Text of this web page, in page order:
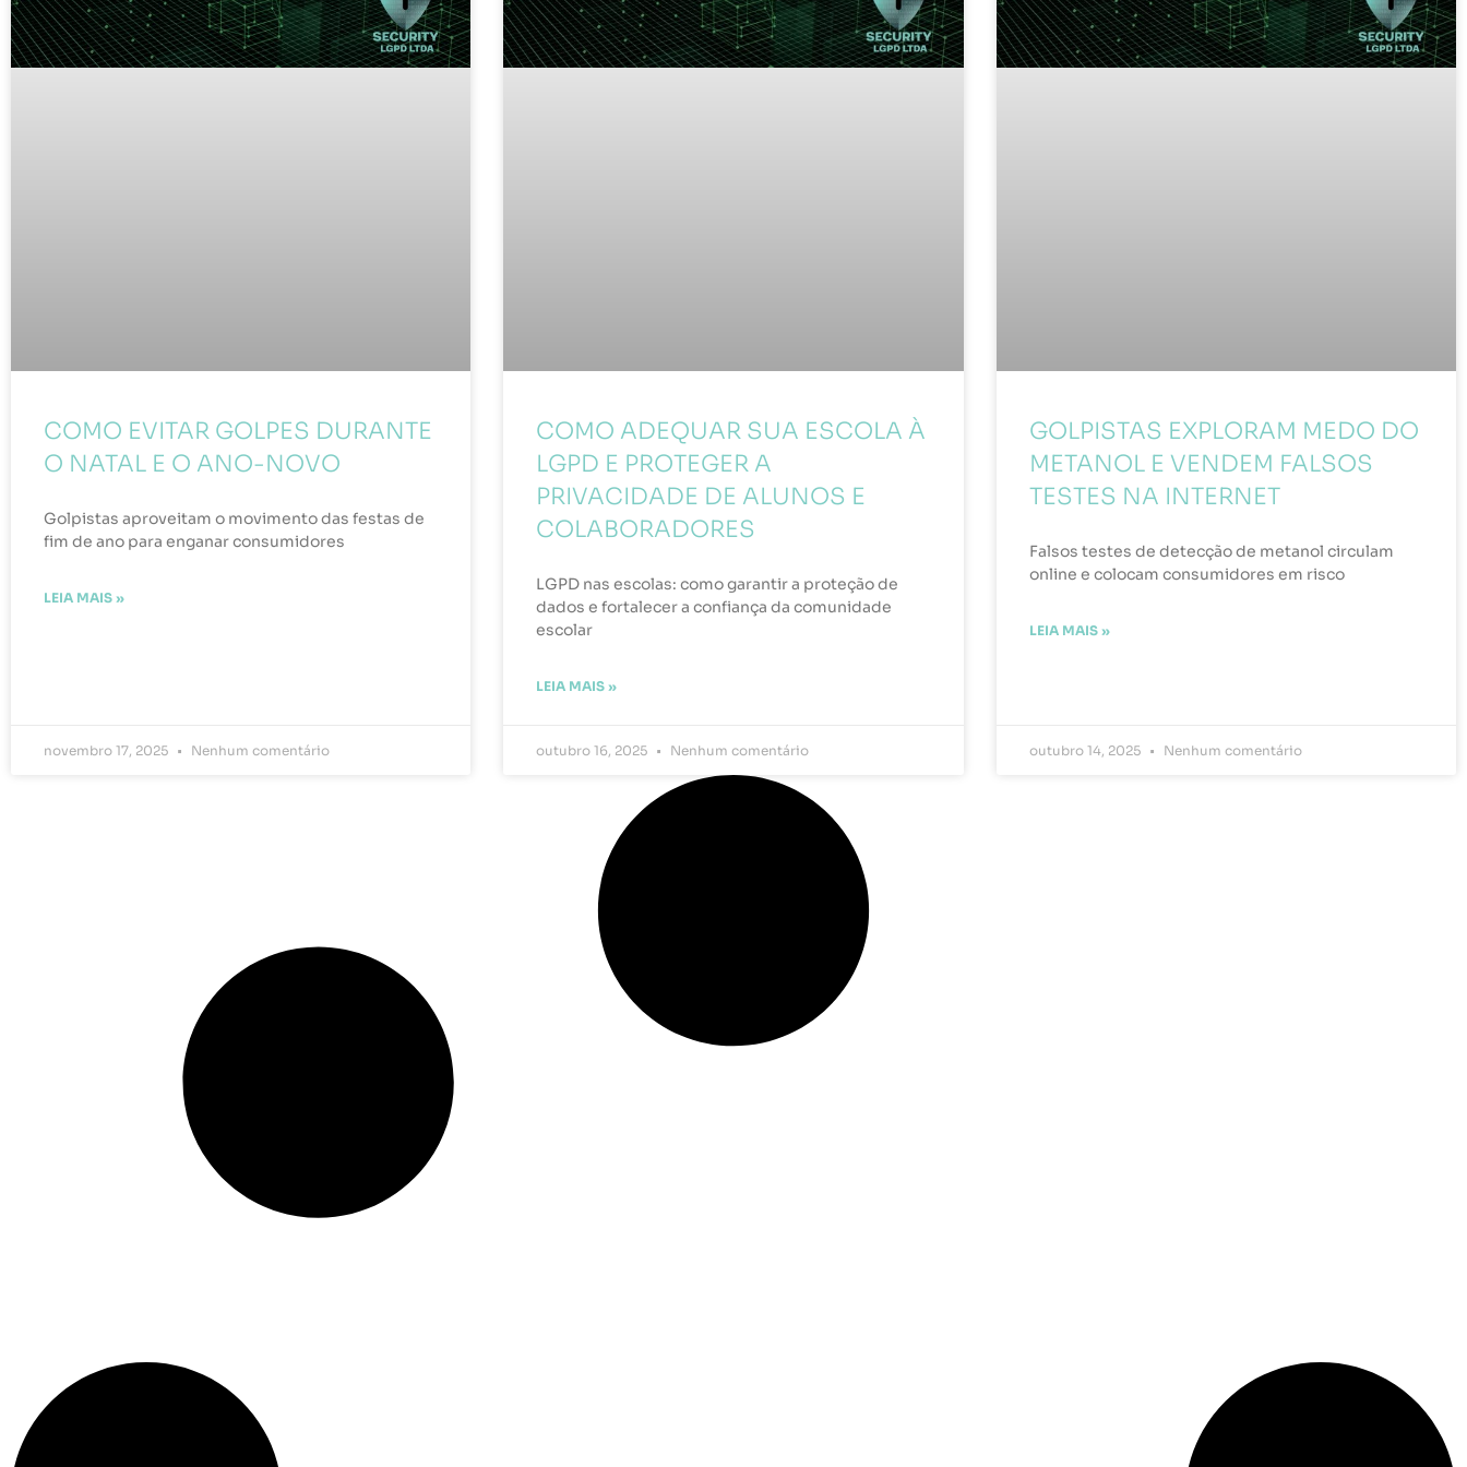
COMO EVITAR GOLPES DURANTE
O NATAL E O ANO-NOVO
Golpistas aproveitam o movimento das festas de
fim de ano para enganar consumidores
LEIA MAIS »
novembro 17, 2025 Nenhum comentário
COMO ADEQUAR SUA ESCOLA À
LGPD E PROTEGER A
PRIVACIDADE DE ALUNOS E
COLABORADORES
LGPD nas escolas: como garantir a proteção de
dados e fortalecer a confiança da comunidade
escolar
LEIA MAIS »
outubro 16, 2025 Nenhum comentário
GOLPISTAS EXPLORAM MEDO DO
METANOL E VENDEM FALSOS
TESTES NA INTERNET
Falsos testes de detecção de metanol circulam
online e colocam consumidores em risco
LEIA MAIS »
outubro 14, 2025 Nenhum comentário